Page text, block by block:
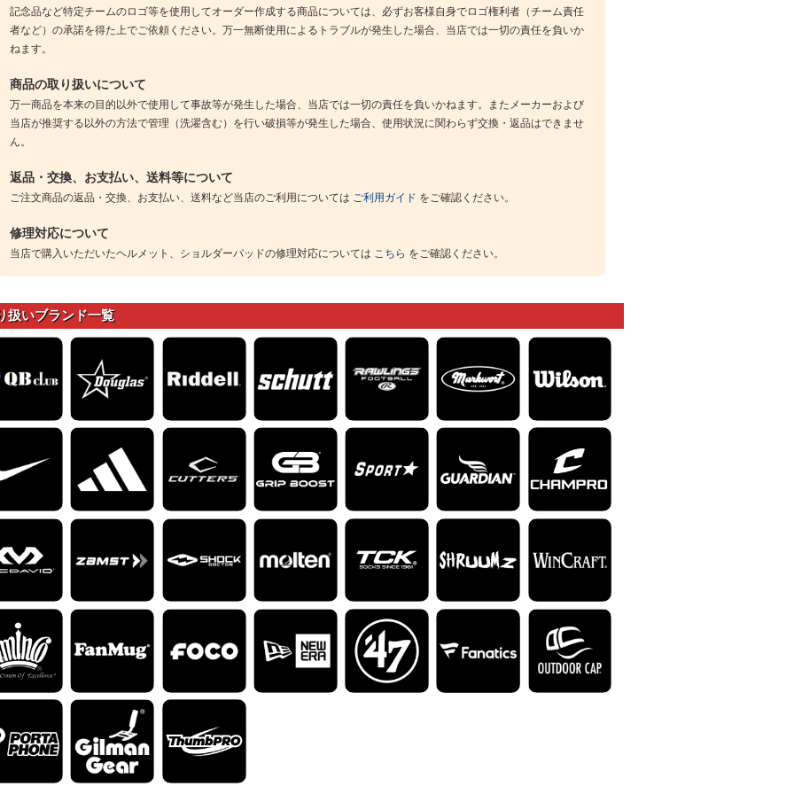
記念品など特定チームのロゴ等を使用してオーダー作成する商品については、必ずお客様自身でロゴ権利者（チーム責任
者など）の承諾を得た上でご依頼ください。万一無断使用によるトラブルが発生した場合、当店では一切の責任を負いか
ねます。
商品の取り扱いについて
万一商品を本来の目的以外で使用して事故等が発生した場合、当店では一切の責任を負いかねます。またメーカーおよび
当店が推奨する以外の方法で管理（洗濯含む）を行い破損等が発生した場合、使用状況に関わらず交換・返品はできませ
ん。
返品・交換、お支払い、送料等について
ご注文商品の返品・交換、お支払い、送料など当店のご利用については ご利用ガイド をご確認ください。
修理対応について
当店で購入いただいたヘルメット、ショルダーパッドの修理対応については こちら をご確認ください。
扱いブランド一覧